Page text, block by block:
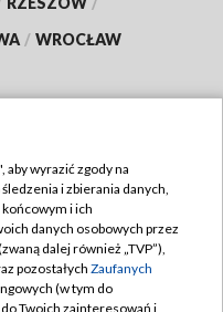
/ WROCŁAW
TVP
wyrazić zgody na
i zbierania danych,
i ich
danych osobowych przez
dalej również „TVP”),
pozostałych Zaufanych
(w tym do
Twoich zainteresowań i